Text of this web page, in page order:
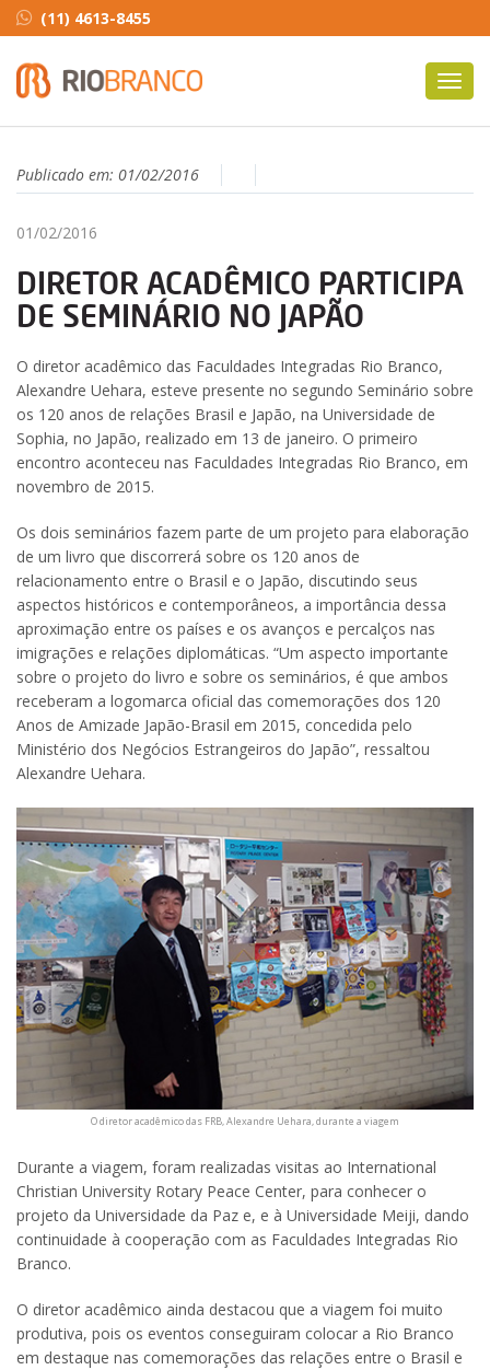
(11) 4613-8455
Publicado em: 01/02/2016
01/02/2016
DIRETOR ACADÊMICO PARTICIPA
DE SEMINÁRIO NO JAPÃO
O diretor acadêmico das Faculdades Integradas Rio Branco,
Alexandre Uehara, esteve presente no segundo Seminário sobre
os 120 anos de relações Brasil e Japão, na Universidade de
Sophia, no Japão, realizado em 13 de janeiro. O primeiro
encontro aconteceu nas Faculdades Integradas Rio Branco, em
novembro de 2015.
Os dois seminários fazem parte de um projeto para elaboração
de um livro que discorrerá sobre os 120 anos de
relacionamento entre o Brasil e o Japão, discutindo seus
aspectos históricos e contemporâneos, a importância dessa
aproximação entre os países e os avanços e percalços nas
imigrações e relações diplomáticas. “Um aspecto importante
sobre o projeto do livro e sobre os seminários, é que ambos
receberam a logomarca oficial das comemorações dos 120
Anos de Amizade Japão-Brasil em 2015, concedida pelo
Ministério dos Negócios Estrangeiros do Japão”, ressaltou
Alexandre Uehara.
O diretor acadêmico das FRB, Alexandre Uehara, durante a viagem
Durante a viagem, foram realizadas visitas ao International
Christian University Rotary Peace Center, para conhecer o
projeto da Universidade da Paz e, e à Universidade Meiji, dando
continuidade à cooperação com as Faculdades Integradas Rio
Branco.
O diretor acadêmico ainda destacou que a viagem foi muito
produtiva, pois os eventos conseguiram colocar a Rio Branco
em destaque nas comemorações das relações entre o Brasil e